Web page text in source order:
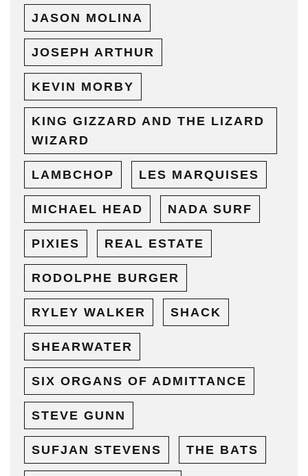
JASON MOLINA
JOSEPH ARTHUR
KEVIN MORBY
KING GIZZARD AND THE LIZARD
WIZARD
LAMBCHOP LES MARQUISES
MICHAEL HEAD NADA SURF
PIXIES REAL ESTATE
RODOLPHE BURGER
RYLEY WALKER SHACK
SHEARWATER
SIX ORGANS OF ADMITTANCE
STEVE GUNN
SUFJAN STEVENS THE BATS